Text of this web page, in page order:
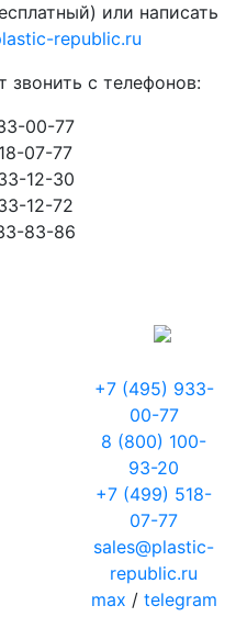
или написать
republic.ru
с телефонов:
00-77
07-77
12-30
12-72
83-86
+7 (495) 933-
00-77
8 (800) 100-
93-20
+7 (499) 518-
07-77
sales@plastic-
republic.ru
max / telegram